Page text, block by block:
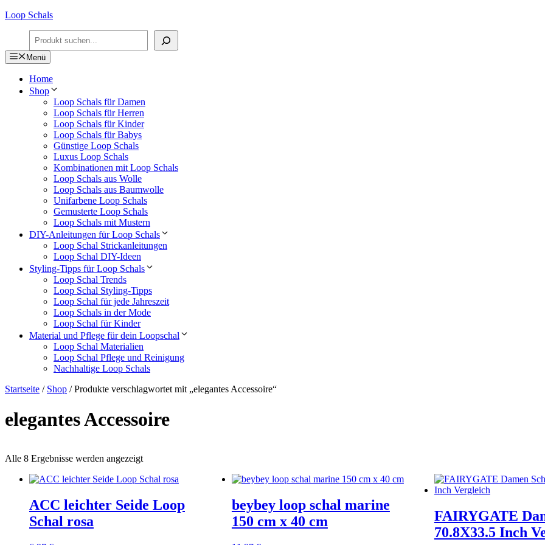
Zum
springen
Loop Schals
Suchen
Menü
Home
Shop
Loop Schals für Damen
Loop Schals für Herren
Loop Schals für Kinder
Loop Schals für Babys
Günstige Loop Schals
Luxus Loop Schals
Kombinationen mit Loop Schals
Loop Schals aus Wolle
Loop Schals aus Baumwolle
Unifarbene Loop Schals
Gemusterte Loop Schals
Loop Schals mit Mustern
DIY-Anleitungen für Loop Schals
Loop Schal Strickanleitungen
Loop Schal DIY-Ideen
Styling-Tipps für Loop Schals
Loop Schal Trends
Loop Schal Styling-Tipps
Loop Schal für jede Jahreszeit
Loop Schals in der Mode
Loop Schal für Kinder
Material und Pflege für dein Loopschal
Loop Schal Materialien
Loop Schal Pflege und Reinigung
Nachhaltige Loop Schals
Startseite / Shop / Produkte verschlagwortet mit „elegantes Accessoire“
elegantes Accessoire
Alle 8 Ergebnisse werden angezeigt
ACC leichter Seide Loop
Schal rosa
beybey loop schal marine
150 cm x 40 cm
FAIRYGATE
70.8X33.5 Inch